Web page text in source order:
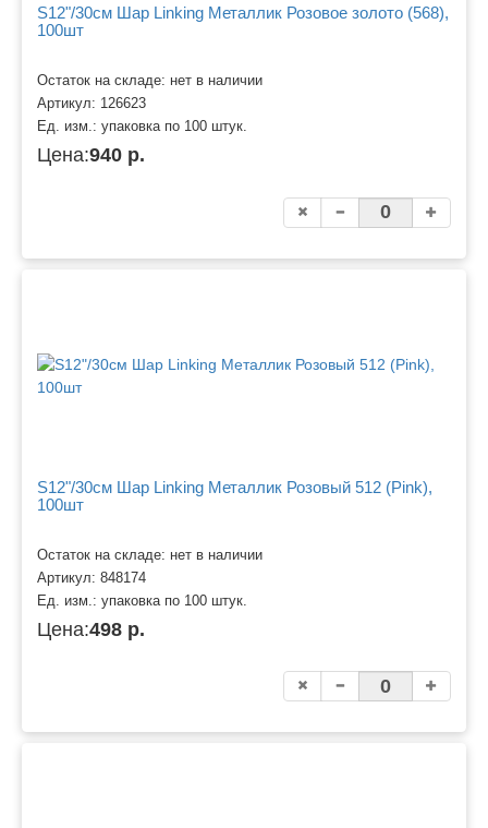
S12"/30см Шар Linking Металлик Розовое золото (568),
100шт
Остаток на складе: нет в наличии
Артикул: 126623
Ед. изм.: упаковка по 100 штук.
Цена:940 р.
S12"/30см Шар Linking Металлик Розовый 512 (Pink),
100шт
Остаток на складе: нет в наличии
Артикул: 848174
Ед. изм.: упаковка по 100 штук.
Цена:498 р.